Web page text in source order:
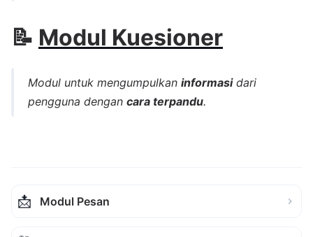
📝 Modul Kuesioner
Modul untuk mengumpulkan informasidari
pengguna dengan cara terpandu.
📩 Modul Pesan